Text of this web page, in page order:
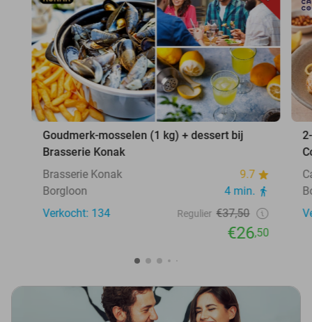
Goudmerk-mosselen (1 kg) + dessert bij
Brasserie Konak
Brasserie Konak
9.7
Borgloon
4 min.
Verkocht: 134
Regulier €37,50
€26,50